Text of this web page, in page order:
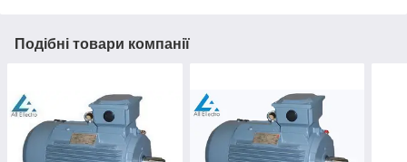
Подібні товари компанії